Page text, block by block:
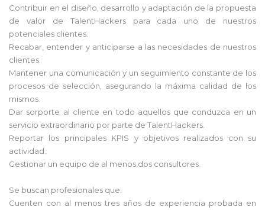
Contribuir en el diseño, desarrollo y adaptación de la propuesta
de valor de TalentHackers para cada uno de nuestros
potenciales clientes.
Recabar, entender y anticiparse a las necesidades de nuestros
clientes.
Mantener una comunicación y un seguimiento constante de los
procesos de selección, asegurando la máxima calidad de los
mismos.
Dar sorporte al cliente en todo aquellos que conduzca en un
servicio extraordinario por parte de TalentHackers.
Reportar los principales KPIS y objetivos realizados con su
actividad.
Gestionar un equipo de al menos dos consultores.
Se buscan profesionales que:
Cuenten con al menos tres años de experiencia probada en